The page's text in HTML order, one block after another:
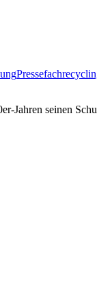
Pressefach
Jahren seinen